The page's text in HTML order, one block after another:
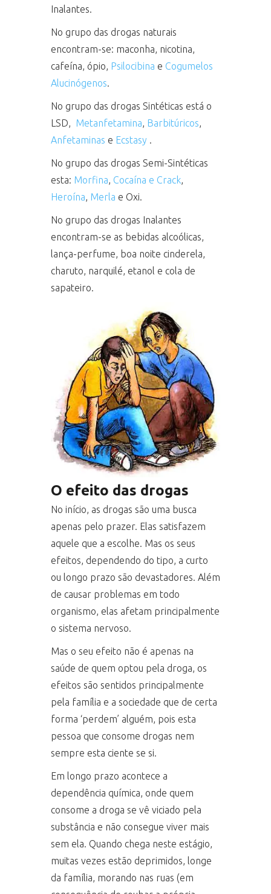
Inalantes.
No grupo das drogas naturais
encontram-se: maconha, nicotina,
cafeína, ópio, Psilocibina e Cogumelos
Alucinógenos.
No grupo das drogas Sintéticas está o
LSD, Metanfetamina, Barbitúricos,
Anfetaminas e Ecstasy .
No grupo das drogas Semi-Sintéticas
esta: Morfina, Cocaína e Crack,
Heroína, Merla e Oxi.
No grupo das drogas Inalantes
encontram-se as bebidas alcoólicas,
lança-perfume, boa noite cinderela,
charuto, narquilé, etanol e cola de
sapateiro.
O efeito das drogas
No início, as drogas são uma busca
apenas pelo prazer. Elas satisfazem
aquele que a escolhe. Mas os seus
efeitos, dependendo do tipo, a curto
ou longo prazo são devastadores. Além
de causar problemas em todo
organismo, elas afetam principalmente
o sistema nervoso.
Mas o seu efeito não é apenas na
saúde de quem optou pela droga, os
efeitos são sentidos principalmente
pela família e a sociedade que de certa
forma ‘perdem’ alguém, pois esta
pessoa que consome drogas nem
sempre esta ciente se si.
Em longo prazo acontece a
dependência química, onde quem
consome a droga se vê viciado pela
substância e não consegue viver mais
sem ela. Quando chega neste estágio,
muitas vezes estão deprimidos, longe
da família, morando nas ruas (em